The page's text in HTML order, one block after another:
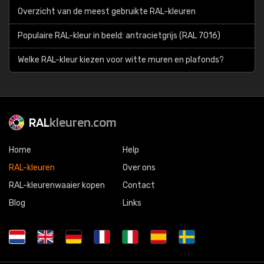
Overzicht van de meest gebruikte RAL-kleuren
Populaire RAL-kleur in beeld: antracietgrijs (RAL 7016)
Welke RAL-kleur kiezen voor witte muren en plafonds?
RALkleuren.com
Home
RAL-kleuren
RAL-kleurenwaaier kopen
Blog
Help
Over ons
Contact
Links